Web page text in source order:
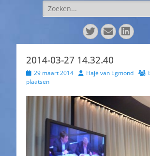
Zoeken
naar:
Twitter
E-
mail
2014-03-27 14.32.40
Geplaatst
op
29 maart 2014 AuteurHajé van Egmond
plaatsen